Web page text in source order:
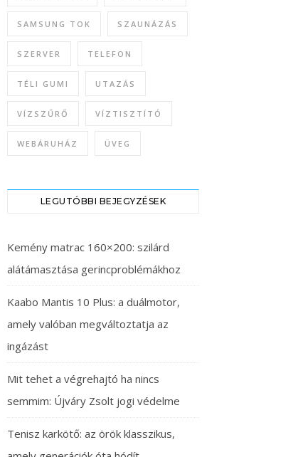
SAMSUNG TOK SZAUNÁZÁS
SZERVER TELEFON
TÉLI GUMI UTAZÁS
VÍZSZŰRŐ VÍZTISZTÍTÓ
WEBÁRUHÁZ ÜVEG
LEGUTÓBBI BEJEGYZÉSEK
Kemény matrac 160×200: szilárd
alátámasztása gerincproblémákhoz
Kaabo Mantis 10 Plus: a duálmotor,
amely valóban megváltoztatja az
ingázást
Mit tehet a végrehajtó ha nincs
semmim: Újváry Zsolt jogi védelme
Tenisz karkötő: az örök klasszikus,